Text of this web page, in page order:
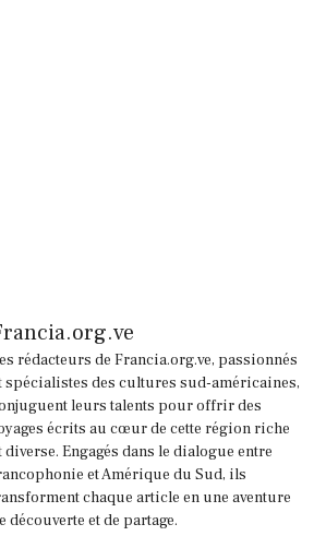
rédacteurs de Francia.org.ve, passionnés
spécialistes des cultures sud-américaines,
leurs talents pour offrir des
écrits au cœur de cette région riche
diverse. Engagés dans le dialogue entre
et Amérique du Sud, ils
chaque article en une aventure
découverte et de partage.